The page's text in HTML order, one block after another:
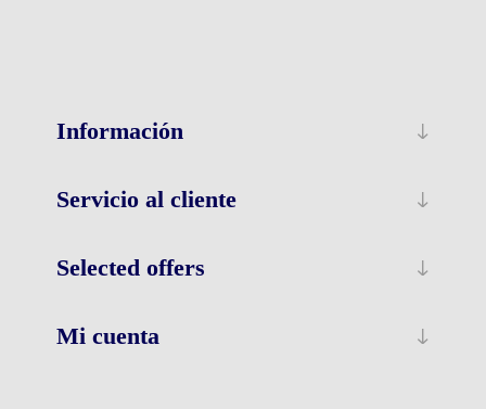
Información
Servicio al cliente
Selected offers
Mi cuenta